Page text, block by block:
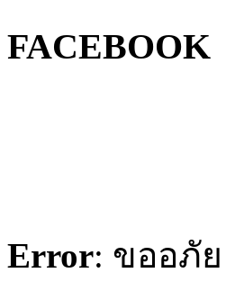
FACEBOOK
Error: ขออภั